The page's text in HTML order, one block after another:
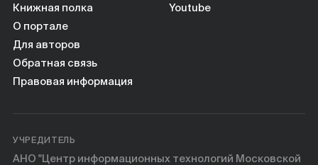
Книжная полка
О портале
Для авторов
Обратная связь
Правовая информация
Youtube
УЧРЕДИТЕЛЬ
АНО "Центр информационных технологий Московской